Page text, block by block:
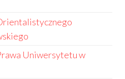
Uniwersytetu w